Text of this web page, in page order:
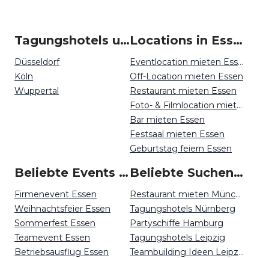
Tagungshotels um Essen
Düsseldorf
Köln
Wuppertal
Locations in Essen mieten
Eventlocation mieten Essen
Off-Location mieten Essen
Restaurant mieten Essen
Foto- & Filmlocation mieten Essen
Bar mieten Essen
Festsaal mieten Essen
Geburtstag feiern Essen
Beliebte Events in Essen
Firmenevent Essen
Weihnachtsfeier Essen
Sommerfest Essen
Teamevent Essen
Betriebsausflug Essen
Beliebte Suchen auf Event Inc
Restaurant mieten München
Tagungshotels Nürnberg
Partyschiffe Hamburg
Tagungshotels Leipzig
Teambuilding Ideen Leipzig